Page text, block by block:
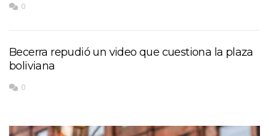
0
Becerra repudió un video que cuestiona la plaza
boliviana
0